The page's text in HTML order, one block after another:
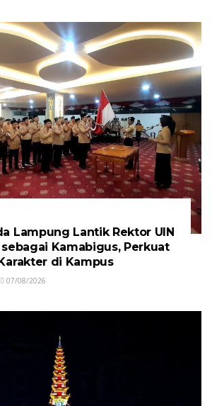
Lampung Lantik Rektor UIN
Kamabigus, Perkuat
di Kampus
07/08/2026